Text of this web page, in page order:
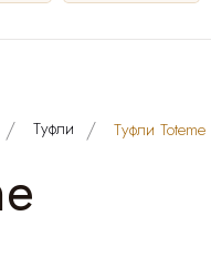
Туфли Туфли Toteme